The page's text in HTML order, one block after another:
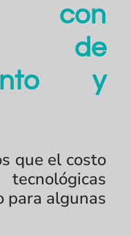
con
de
y
que el costo
para algunas